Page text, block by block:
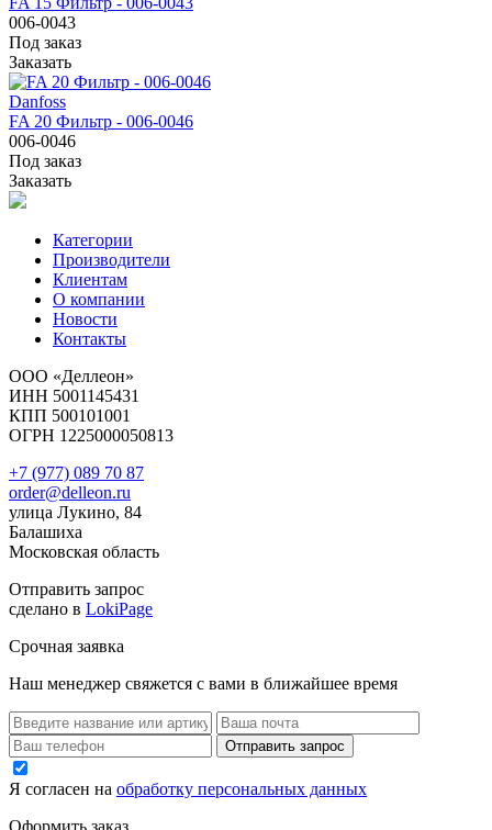
006-0043
Под заказ
Заказать
Danfoss
FA 20 Фильтр - 006-0046
006-0046
Под заказ
Заказать
Категории
Производители
Клиентам
О компании
Новости
Контакты
ООО «Деллеон»
ИНН 5001145431
КПП 500101001
ОГРН 1225000050813
+7 (977) 089 70 87
order@delleon.ru
улица Лукино, 84
Балашиха
Московская область
Отправить запрос
сделано в LokiPage
Срочная заявка
Наш менеджер свяжется с вами в ближайшее время
Я согласен на обработку персональных данных